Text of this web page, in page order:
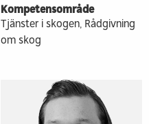
Kompetensområde
Tjänster i skogen, Rådgivning
om skog